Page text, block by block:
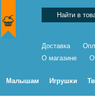
Доставка
О магазине
Малышам Игрушки